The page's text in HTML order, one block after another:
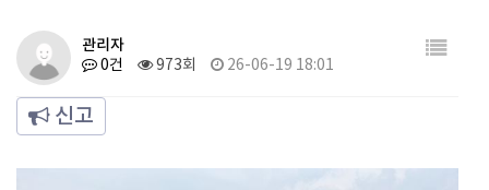
관리자
0건 973회 26-06-19 18:01
신고